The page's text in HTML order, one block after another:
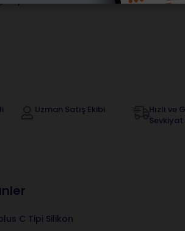
Uzman Satış Ekibi
Hızlı ve
Sevkiyat
C Tipi Silikon